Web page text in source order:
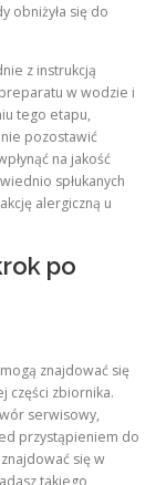
obniżyła się do
z instrukcją
w wodzie i
tego etapu,
nie pozostawić
na jakość
spłukanych
alergiczną u
po
znajdować się
części zbiornika.
serwisowy,
przystąpieniem do
się w
takiego